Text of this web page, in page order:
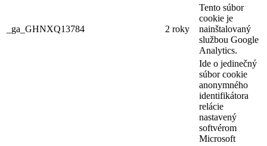
_ga_GHNXQ13784 2 roky
Tento súbor
cookie je
nainštalovaný
službou Google
Analytics.
Ide o jedinečný
súbor cookie
anonymného
identifikátora
relácie
nastavený
softvérom
Microsoft